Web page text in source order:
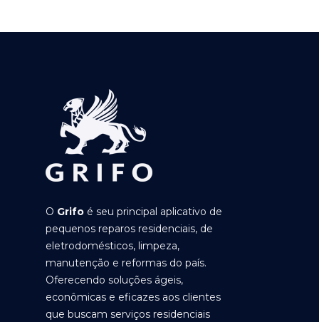
O Grifo é seu principal aplicativo de
pequenos reparos residenciais, de
eletrodomésticos, limpeza,
manutenção e reformas do país.
Oferecendo soluções ágeis,
econômicas e eficazes aos clientes
que buscam serviços residenciais